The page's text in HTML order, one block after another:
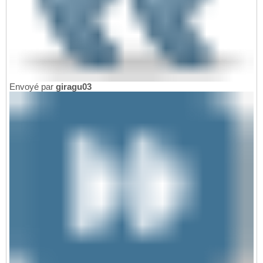
Envoyé par giragu03